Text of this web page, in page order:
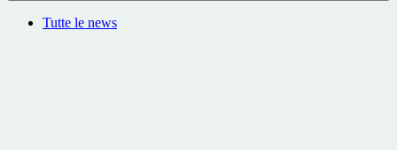
Tutte le news